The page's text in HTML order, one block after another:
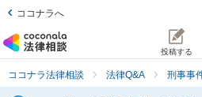
ココナラへ
投稿する
ココナラ法律相談 法律Q&A 刑事事